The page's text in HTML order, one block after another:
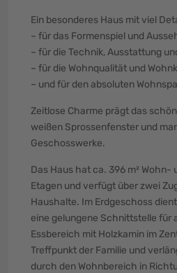
Ein besonderes Haus mit viel
– für das Formenspiel und
– für die Technik, Ausstattung
– für die Wohnqualität und
– und für den absoluten
Zeitlose Charme prägt das
weißen Sprossenfenster und
Geschosswerke.
Das Haus hat ca. 396 m²
Etagen und verfügt über zwei
Haushalte. Im Erdgeschoss
eine gelungene Schnittstelle für
Essbereich mit Holzkamin im
Treffpunkt der Familie und
durch den Wohnbereich in